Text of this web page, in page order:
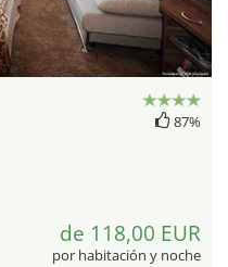
87%
de 118,00 EUR
por habitación y noche